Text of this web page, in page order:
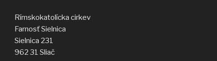
Rímskokatolícka cirkev
Farnosť Sielnica
Sielnica 231
962 31 Sliač